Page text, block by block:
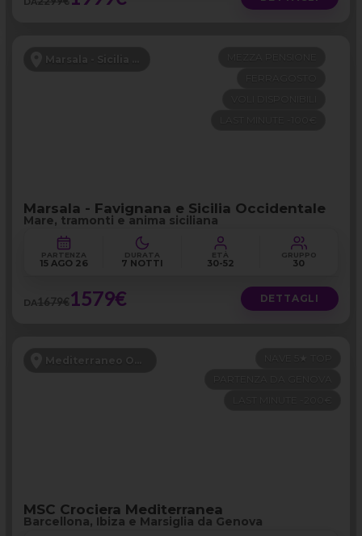
Marsala - Sicilia Occidentale
Marsala - Favignana e Sicilia Occidentale
Mare, tramonti e anima siciliana
PARTENZA
15 AGO 26
DURATA
7 NOTTI
ETÀ
30-52
GRUPPO
30
DA1679€1579€ DETTAGLI
Mediterraneo Occidentale
NAVE 5★ TOP
MSC Crociera Mediterranea
Barcellona, Ibiza e Marsiglia da Genova